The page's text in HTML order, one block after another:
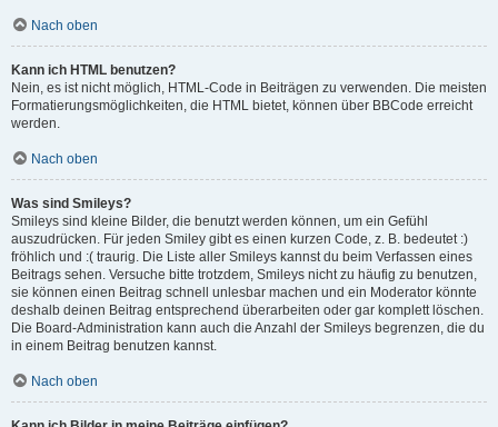
Nach oben
Kann ich HTML benutzen?
Nein, es ist nicht möglich, HTML-Code in Beiträgen zu verwenden. Die meisten
Formatierungsmöglichkeiten, die HTML bietet, können über BBCode erreicht
werden.
Nach oben
Was sind Smileys?
Smileys sind kleine Bilder, die benutzt werden können, um ein Gefühl
auszudrücken. Für jeden Smiley gibt es einen kurzen Code, z. B. bedeutet :)
fröhlich und :( traurig. Die Liste aller Smileys kannst du beim Verfassen eines
Beitrags sehen. Versuche bitte trotzdem, Smileys nicht zu häufig zu benutzen,
sie können einen Beitrag schnell unlesbar machen und ein Moderator könnte
deshalb deinen Beitrag entsprechend überarbeiten oder gar komplett löschen.
Die Board-Administration kann auch die Anzahl der Smileys begrenzen, die du
in einem Beitrag benutzen kannst.
Nach oben